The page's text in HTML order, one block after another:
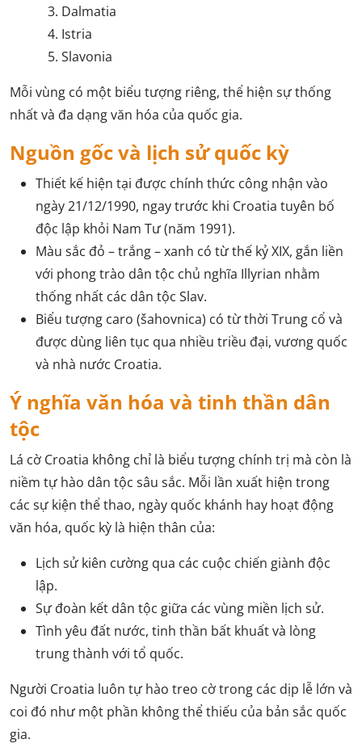
Dalmatia
Istria
Slavonia
Mỗi vùng có một biểu tượng riêng, thể hiện sự thống
nhất và đa dạng văn hóa của quốc gia.
Nguồn gốc và lịch sử quốc kỳ
Thiết kế hiện tại được chính thức công nhận vào
ngày 21/12/1990, ngay trước khi Croatia tuyên bố
độc lập khỏi Nam Tư (năm 1991).
Màu sắc đỏ – trắng – xanh có từ thế kỷ XIX, gắn liền
với phong trào dân tộc chủ nghĩa Illyrian nhằm
thống nhất các dân tộc Slav.
Biểu tượng caro (šahovnica) có từ thời Trung cổ và
được dùng liên tục qua nhiều triều đại, vương quốc
và nhà nước Croatia.
Ý nghĩa văn hóa và tinh thần dân
tộc
Lá cờ Croatia không chỉ là biểu tượng chính trị mà còn là
niềm tự hào dân tộc sâu sắc. Mỗi lần xuất hiện trong
các sự kiện thể thao, ngày quốc khánh hay hoạt động
văn hóa, quốc kỳ là hiện thân của:
Lịch sử kiên cường qua các cuộc chiến giành độc
lập.
Sự đoàn kết dân tộc giữa các vùng miền lịch sử.
Tình yêu đất nước, tinh thần bất khuất và lòng
trung thành với tổ quốc.
Người Croatia luôn tự hào treo cờ trong các dịp lễ lớn và
coi đó như một phần không thể thiếu của bản sắc quốc
gia.